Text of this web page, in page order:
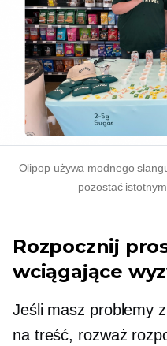
Olipop używa modnego
pozostać
Rozpocznij
wciągające
Jeśli masz problemy
na treść, rozważ